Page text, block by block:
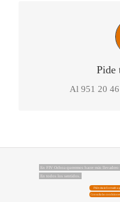
Pide
Al 951 20
O déjanos tu
En FIV Ochoa queremos hacer más llevadero
En todos los sentidos.
Pide cita informativa
Consulta las